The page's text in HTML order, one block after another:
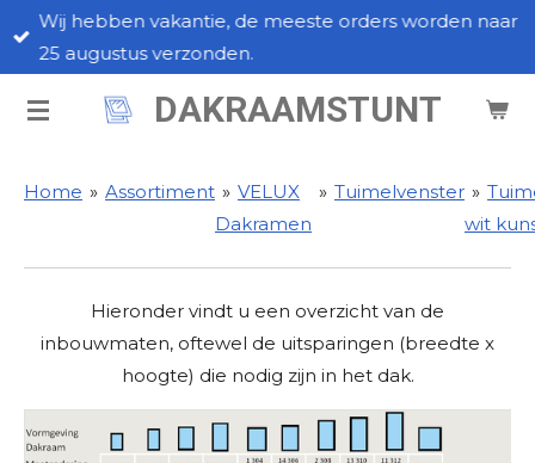
Ga
direct
de
DAKRAAMSTUNT
Wij hebben vakantie, de meeste orders worden naar
25 augustus verzonden.
Home » Assortiment » VELUX
Dakramen
» Tuimelvenster »
wit
Hieronder vindt u een overzicht van de
inbouwmaten, oftewel de uitsparingen (breedte x
hoogte) die nodig zijn in het dak.